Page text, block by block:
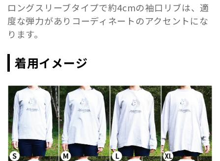
ロングスリーブタイプで約4cmの袖口リブは、適
度な弾力がありコーディネートのアクセントにな
ります。
着用イメージ